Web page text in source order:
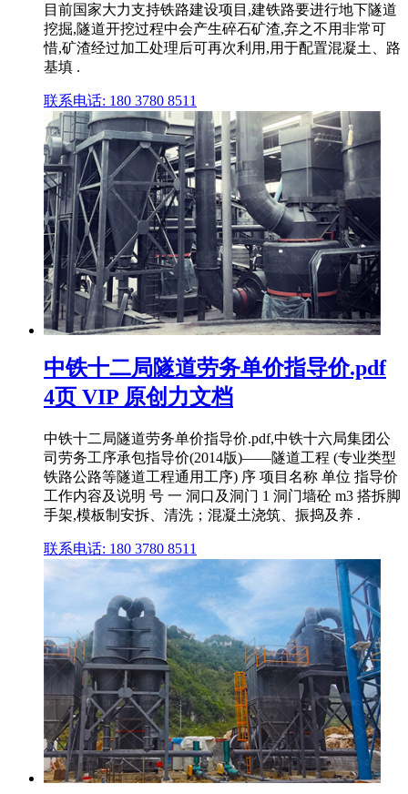
目前国家大力支持铁路建设项目,建铁路要进行地下隧道
挖掘,隧道开挖过程中会产生碎石矿渣,弃之不用非常可
惜,矿渣经过加工处理后可再次利用,用于配置混凝土、路
基填 .
联系电话: 180 3780 8511
中铁十二局隧道劳务单价指导价.pdf
4页 VIP 原创力文档
中铁十二局隧道劳务单价指导价.pdf,中铁十六局集团公
司劳务工序承包指导价(2014版)——隧道工程 (专业类型
铁路公路等隧道工程通用工序) 序 项目名称 单位 指导价
工作内容及说明 号 一 洞口及洞门 1 洞门墙砼 m3 搭拆脚
手架,模板制安拆、清洗；混凝土浇筑、振捣及养 .
联系电话: 180 3780 8511